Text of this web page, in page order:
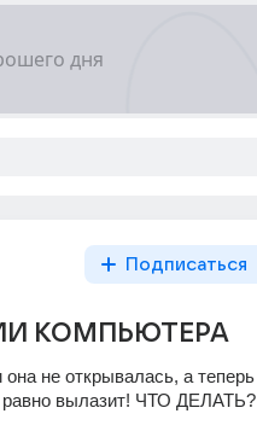
Подписаться
КОМПЬЮТЕРА
не открывалась, а теперь
равно вылазит! ЧТО ДЕЛАТЬ?